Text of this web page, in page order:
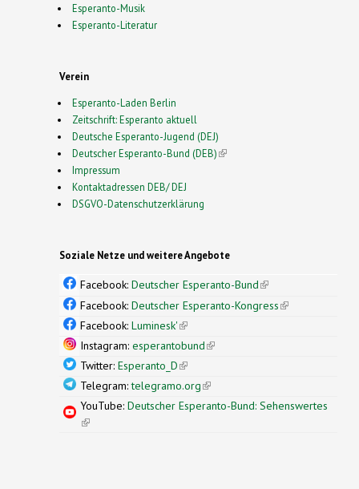
Esperanto-Musik
Esperanto-Literatur
Verein
Esperanto-Laden Berlin
Zeitschrift: Esperanto aktuell
Deutsche Esperanto-Jugend (DEJ)
Deutscher Esperanto-Bund (DEB)(link is external)
Impressum
Kontaktadressen DEB/ DEJ
DSGVO-Datenschutzerklärung
Soziale Netze und weitere Angebote
Facebook: Deutscher Esperanto-Bund(link is
external)
Facebook: Deutscher Esperanto-Kongress(link is
Facebook: Luminesk'(link is external)
Instagram: esperantobund(link is external)
Twitter: Esperanto_D(link is external)
Telegram:telegramo.org(link is external)
YouTube: Deutscher Esperanto-Bund: Sehenswertes
(link is external)